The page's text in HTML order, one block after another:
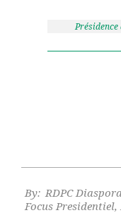
12-
10
By: RDPC
Focus Presidentiel,